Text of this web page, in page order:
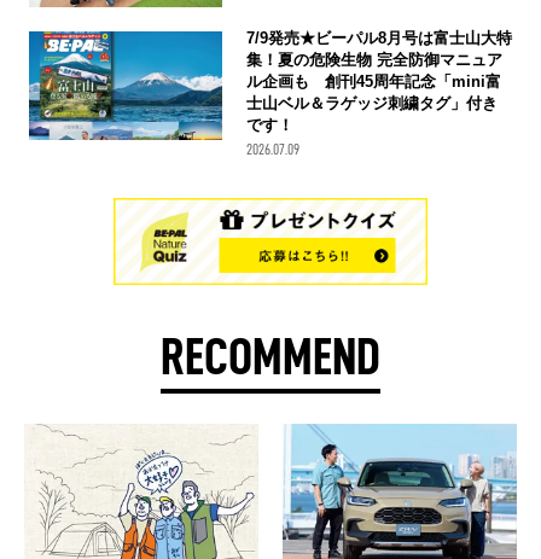
7/9発売★ビーパル8月号は富士山大特
集！夏の危険生物 完全防御マニュア
ル企画も 創刊45周年記念「mini富
士山ベル＆ラゲッジ刺繍タグ」付き
です！
2026.07.09
RECOMMEND